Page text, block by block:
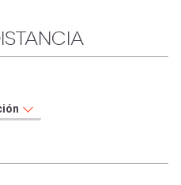
registrarte.